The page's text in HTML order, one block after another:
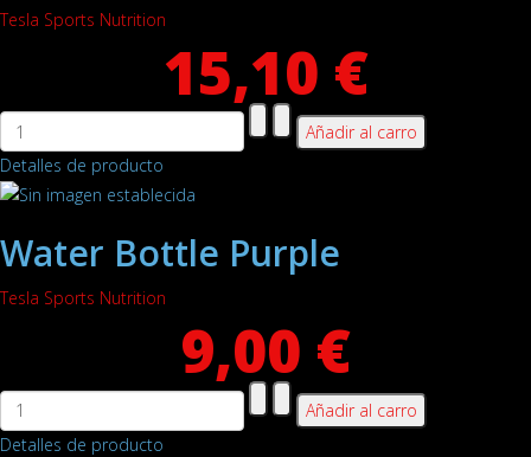
Tesla Sports Nutrition
15,10 €
Detalles de producto
Water Bottle Purple
Tesla Sports Nutrition
9,00 €
Detalles de producto